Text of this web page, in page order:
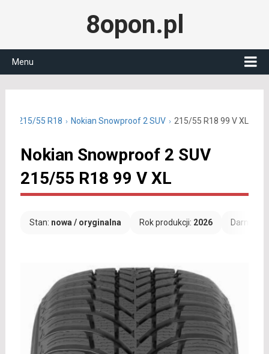
8opon.pl
Menu
215/55 R18 Nokian Snowproof 2 SUV 215/55 R18 99 V XL
Nokian Snowproof 2 SUV
215/55 R18 99 V XL
Stan: nowa / oryginalna Rok produkcji: 2026